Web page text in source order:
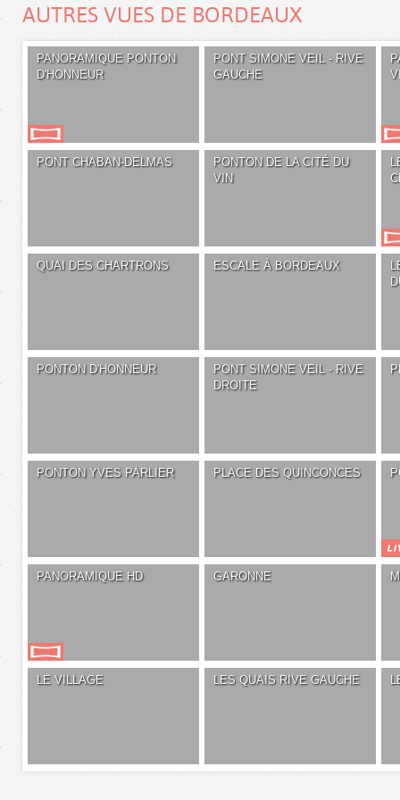
AUTRES VUES DE BORDEAUX
PANORAMIQUE PONTON
D'HONNEUR
PONT SIMONE VEIL - RIVE
GAUCHE
PONT CHABAN-DELMAS
PONTON DE LA CITÉ DU
VIN
QUAI DES CHARTRONS ESCALE À BORDEAUX
PONTON D'HONNEUR
PONT SIMONE VEIL - RIVE
DROITE
PONTON YVES PARLIER PLACE DES QUINCONCES
PANORAMIQUE HD GARONNE
LE VILLAGE LES QUAIS RIVE GAUCHE